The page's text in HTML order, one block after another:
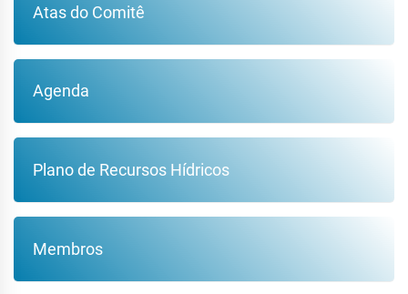
Atas do Comitê
Agenda
Plano de Recursos Hídricos
Membros